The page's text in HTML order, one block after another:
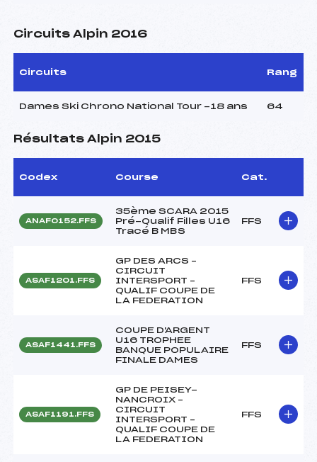
Circuits Alpin 2016
Circuits Rang
Dames Ski Chrono National Tour -18 ans 64
Résultats Alpin 2015
Codex Course Cat.
ANAF0152.FFS
35ème SCARA 2015
Pré-Qualif Filles U16
Tracé B MBS
FFS
ASAF1201.FFS
GP DES ARCS –
CIRCUIT
INTERSPORT –
QUALIF COUPE DE
LA FEDERATION
FFS
ASAF1441.FFS
COUPE D'ARGENT
U16 TROPHEE
BANQUE POPULAIRE
FINALE DAMES
FFS
ASAF1191.FFS
GP DE PEISEY-
NANCROIX –
CIRCUIT
INTERSPORT –
QUALIF COUPE DE
LA FEDERATION
FFS